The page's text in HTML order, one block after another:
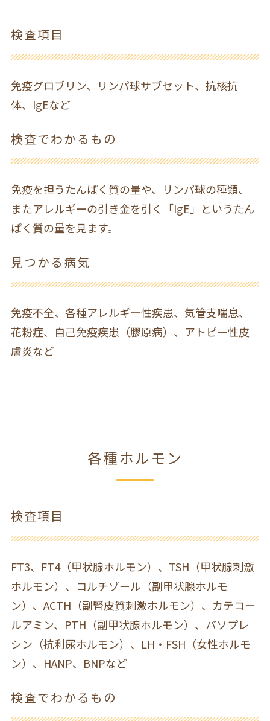
検査項目
免疫グロブリン、リンパ球サブセット、抗核抗
体、IgEなど
検査でわかるもの
免疫を担うたんぱく質の量や、リンパ球の種類、
またアレルギーの引き金を引く「IgE」というたん
ぱく質の量を見ます。
見つかる病気
免疫不全、各種アレルギー性疾患、気管支喘息、
花粉症、自己免疫疾患（膠原病）、アトピー性皮
膚炎など
各種ホルモン
検査項目
FT3、FT4（甲状腺ホルモン）、TSH（甲状腺刺激
ホルモン）、コルチゾール（副甲状腺ホルモ
ン）、ACTH（副腎皮質刺激ホルモン）、カテコー
ルアミン、PTH（副甲状腺ホルモン）、バソプレ
シン（抗利尿ホルモン）、LH・FSH（女性ホルモ
ン）、HANP、BNPなど
検査でわかるもの